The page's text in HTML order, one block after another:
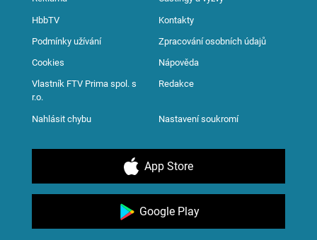
HbbTV Kontakty
Podmínky užívání Zpracování osobních údajů
Cookies Nápověda
Vlastník FTV Prima spol. s
r.o.
Redakce
Nahlásit chybu Nastavení soukromí
App Store
Google Play